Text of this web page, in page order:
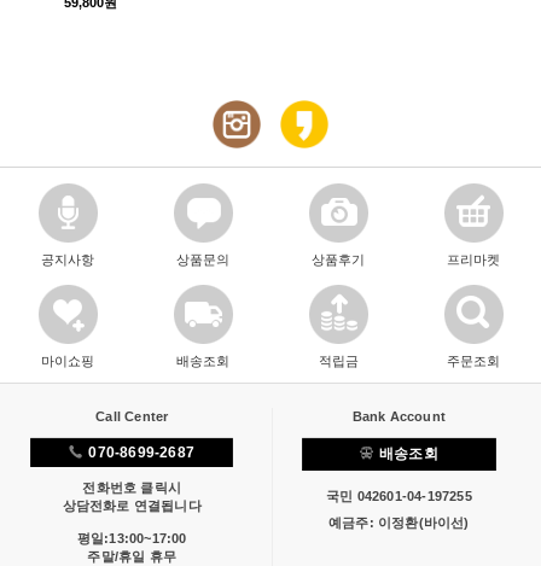
공지사항 상품문의 상품후기 프리마켓
마이쇼핑 배송조회 적립금 주문조회
Call Center
070-8699-2687
전화번호 클릭시
상담전화로 연결됩니다
평일:13:00~17:00
주말/휴일 휴무
Bank Account
배송조회
국민 042601-04-197255
예금주: 이정환(바이선)